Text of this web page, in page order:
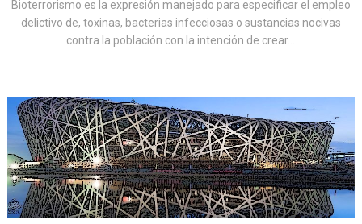
Bioterrorismo es la expresión manejado para especificar el empleo
delictivo de, toxinas, bacterias infecciosas o sustancias nocivas
contra la población con la intención de crear...